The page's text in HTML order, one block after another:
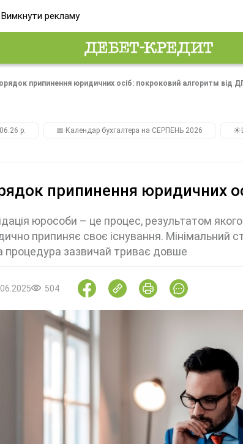
Вимкнути рекламу
припинення юридичних осіб: покроковий алгоритм від
р. 📅 Календар бухгалтера на СЕРПЕНЬ 2026
припинення юридичних
юрособи – це процес, результатом
припиняє своє існування. Мінімальний
процедура зазвичай триває довше
504